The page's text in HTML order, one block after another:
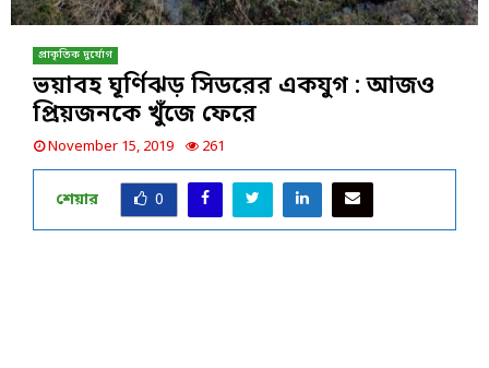
প্রাকৃতিক দুর্যোগ
ভয়াবহ ঘূর্ণিঝড় সিডরের একযুগ : আজও
প্রিয়জনকে খুঁজে ফেরে
November 15, 2019 261
শেয়ার 0